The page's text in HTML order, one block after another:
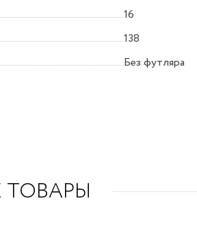
16
138
Без футляра